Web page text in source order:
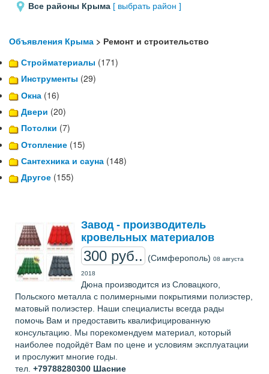
Все районы Крыма [ выбрать район ]
Объявления Крыма > Ремонт и строительство
Стройматериалы (171)
Инструменты (29)
Окна (16)
Двери (20)
Потолки (7)
Отопление (15)
Сантехника и сауна (148)
Другое (155)
Завод - производитель
кровельных материалов
300 руб.. (Симферополь) 08 августа
2018
Дюна производится из Словацкого,
Польского металла с полимерными покрытиями полиэстер,
матовый полиэстер. Наши специалисты всегда рады
помочь Вам и предоставить квалифицированную
консультацию. Мы порекомендуем материал, который
наиболее подойдёт Вам по цене и условиям эксплуатации
и прослужит многие годы.
тел. +79788280300 Шасние